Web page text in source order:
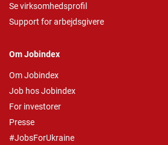
Se virksomhedsprofil
Support for arbejdsgivere
Om Jobindex
Om Jobindex
Job hos Jobindex
For investorer
Presse
#JobsForUkraine